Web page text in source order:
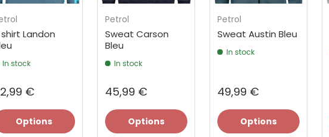
shirt Landon
In stock
€
Options
Petrol
Sweat Carson
Bleu
In stock
45,99 €
Options
Petrol
Sweat Austin Bleu
In stock
49,99 €
Options